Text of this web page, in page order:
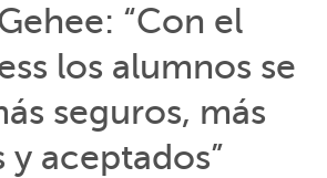
“Con el
los alumnos se
seguros, más
aceptados”